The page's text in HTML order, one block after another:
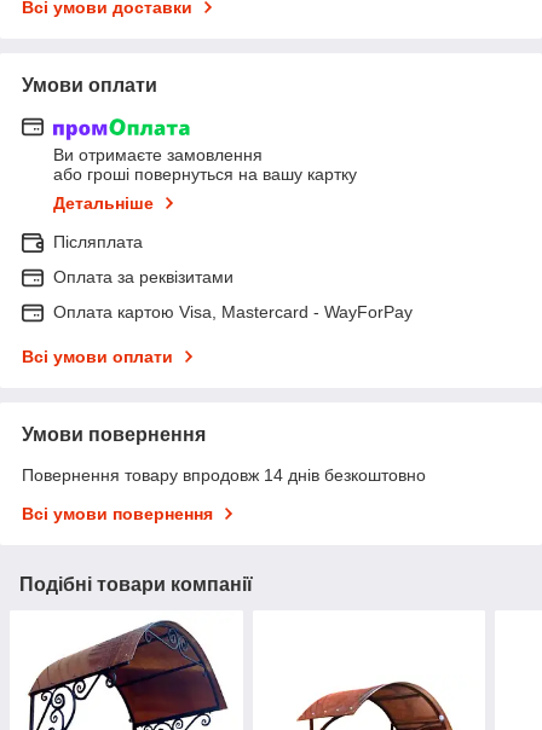
Всі умови доставки
Умови оплати
Ви отримаєте замовлення
або гроші повернуться на вашу картку
Детальніше
Післяплата
Оплата за реквізитами
Оплата картою Visa, Mastercard - WayForPay
Всі умови оплати
Умови повернення
Повернення товару впродовж 14 днів безкоштовно
Всі умови повернення
Подібні товари компанії